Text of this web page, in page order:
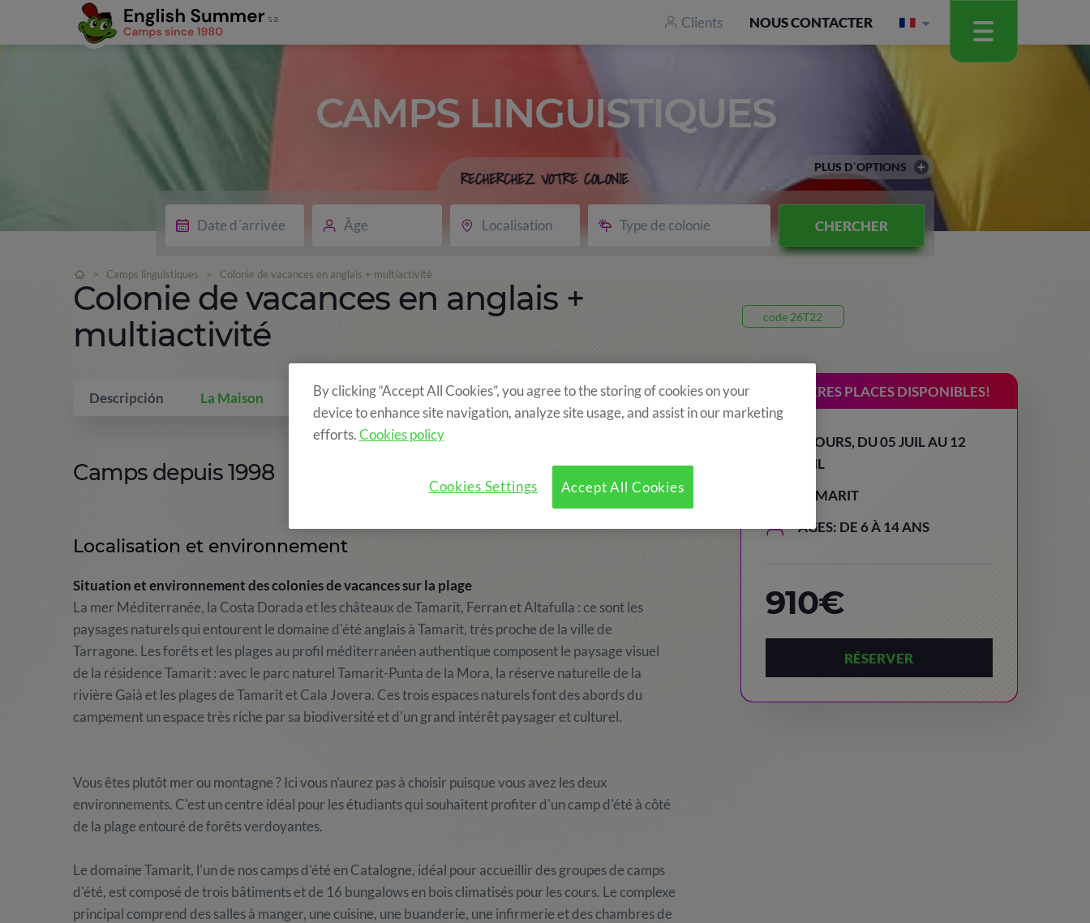
Clients NOUS CONTACTER
CAMPS LINGUISTIQUES
RECHERCHEZ VOTRE COLONIE
Âge Localisation Type de colonie CHERCHER
PLUS D´OPTIONS
> Camps linguistiques > Colonie de vacances en anglais + multiactivité
Colonie de vacances en anglais +
multiactivité
code 26T22
Descripción La Maison Qui inclus? Programme Activités Optionnelles DERNIÈRES PLACES DISPONIBLES!
8 JOURS, DU 05 JUIL AU 12
JUIL
TAMARIT
AGES: DE 6 À 14 ANS
910€
RÉSERVER
Camps depuis 1998
Localisation et environnement
Situation et environnement des colonies de vacances sur la plage
La mer Méditerranée, la Costa Dorada et les châteaux de Tamarit, Ferran et Altafulla : ce sont les
paysages naturels qui entourent le domaine d'été anglais à Tamarit, très proche de la ville de
Tarragone. Les forêts et les plages au profil méditerranéen authentique composent le paysage visuel
de la résidence Tamarit : avec le parc naturel Tamarit-Punta de la Mora, la réserve naturelle de la
rivière Gaià et les plages de Tamarit et Cala Jovera. Ces trois espaces naturels font des abords du
campement un espace très riche par sa biodiversité et d'un grand intérêt paysager et culturel.
Vous êtes plutôt mer ou montagne ? Ici vous n'aurez pas à choisir puisque vous avez les deux
environnements. C'est un centre idéal pour les étudiants qui souhaitent profiter d'un camp d'été à côté
de la plage entouré de forêts verdoyantes.
Le domaine Tamarit, l'un de nos camps d'été en Catalogne, idéal pour accueillir des groupes de camps
d'été, est composé de trois bâtiments et de 16 bungalows en bois climatisés pour les cours. Le complexe
principal comprend des salles à manger, une cuisine, une buanderie, une infirmerie et des chambres de
By clicking “Accept All Cookies”, you agree to the storing of cookies on your
device to enhance site navigation, analyze site usage, and assist in our marketing
efforts.Cookies policy
Accept All Cookies
Cookies Settings